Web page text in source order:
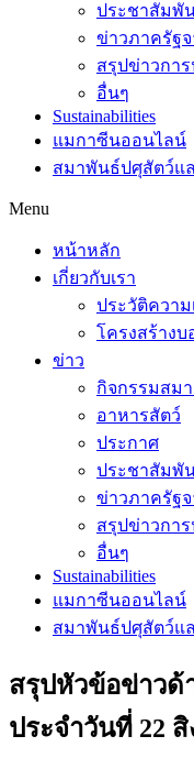
ประชาสัมพั
ข่าวภาครัฐจ
สรุปข่าวกา
อื่นๆ
Sustainabilities
แมกาซีนออนไลน์
สมาพันธ์ปศุสัตว์แล
Menu
หน้าหลัก
เกี่ยวกับเรา
ประวัติความ
โครงสร้างบ
ข่าว
กิจกรรมสม
อาหารสัตว์
ประกาศ
ประชาสัมพั
ข่าวภาครัฐจ
สรุปข่าวกา
อื่นๆ
Sustainabilities
แมกาซีนออนไลน์
สมาพันธ์ปศุสัตว์แล
สรุปหัวข้อข่าวด้
ประจำวันที่ 22